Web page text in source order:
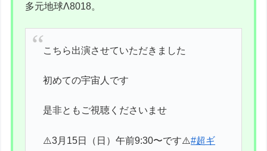
多元地球Λ8018。
こちら出演させていただきました
初めての宇宙人です
是非ともご視聴くださいませ
⚠️3月15日（日）午前9:30〜です⚠️#超ギ